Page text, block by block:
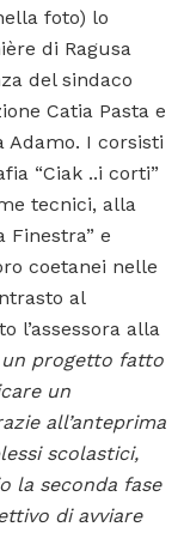
foto) lo
di Ragusa
del sindaco
Catia Pasta e
Adamo. I corsisti
“Ciak ..i corti”
tecnici, alla
Finestra” e
coetanei nelle
al
l’assessora alla
un progetto fatto
un
all’anteprima
scolastici,
la seconda fase
di avviare